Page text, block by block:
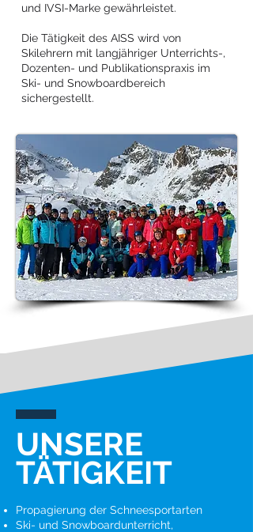
und IVSI-Marke gewährleistet.
Die Tätigkeit des AISS wird von
Skilehrern mit langjähriger Unterrichts-,
Dozenten- und Publikationspraxis im
Ski- und Snowboardbereich
sichergestellt.
UNSERE
TÄTIGKEIT
Propagierung der Schneesportarten
Ski- und Snowboardunterricht,